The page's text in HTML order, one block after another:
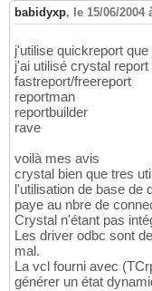
babidyxp, le 15/06/2004
j'utilise quickreport
j'ai utilisé crystal report
fastreport/freereport
reportman
reportbuilder
rave
voilà mes avis
crystal bien que tres
l'utilisation de base de
paye au nbre de
Crystal n'étant pas
Les driver odbc sont
mal.
La vcl fourni avec
générer un état